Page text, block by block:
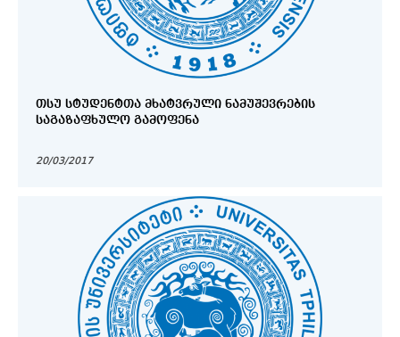
ᲗᲡᲣ ᲡᲢᲣᲓᲔᲜᲢᲗᲐ ᲛᲮᲐᲢᲕᲠᲣᲚᲘ ᲜᲐᲛᲣᲨᲔᲕᲠᲔᲑᲘᲡ
ᲡᲐᲒᲐᲖᲐᲤᲮᲣᲚᲝ ᲒᲐᲛᲝᲤᲔᲜᲐ
20/03/2017